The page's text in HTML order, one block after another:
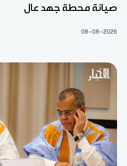
صيانة محطة جهد عال
08-08-2026